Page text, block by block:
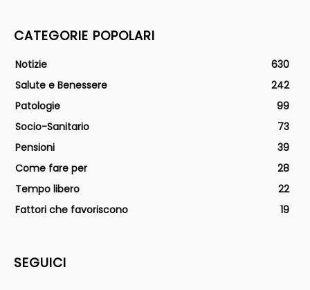
CATEGORIE POPOLARI
Notizie
630
Salute e Benessere
242
Patologie
99
Socio-Sanitario
73
Pensioni
39
Come fare per
28
Tempo libero
22
Fattori che favoriscono
19
SEGUICI